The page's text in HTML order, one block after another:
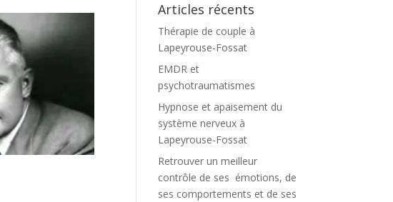
Articles récents
Thérapie de couple à
Lapeyrouse-Fossat
EMDR et
psychotraumatismes
Hypnose et apaisement du
système nerveux à
Lapeyrouse-Fossat
Retrouver un meilleur
contrôle de ses émotions, de
ses comportements et de ses